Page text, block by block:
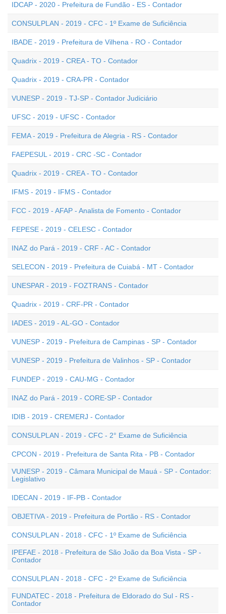
IDCAP - 2020 - Prefeitura de Fundão - ES - Contador
CONSULPLAN - 2019 - CFC - 1º Exame de Suficiência
IBADE - 2019 - Prefeitura de Vilhena - RO - Contador
Quadrix - 2019 - CREA - TO - Contador
Quadrix - 2019 - CRA-PR - Contador
VUNESP - 2019 - TJ-SP - Contador Judiciário
UFSC - 2019 - UFSC - Contador
FEMA - 2019 - Prefeitura de Alegria - RS - Contador
FAEPESUL - 2019 - CRC -SC - Contador
Quadrix - 2019 - CREA - TO - Contador
IFMS - 2019 - IFMS - Contador
FCC - 2019 - AFAP - Analista de Fomento - Contador
FEPESE - 2019 - CELESC - Contador
INAZ do Pará - 2019 - CRF - AC - Contador
SELECON - 2019 - Prefeitura de Cuiabá - MT - Contador
UNESPAR - 2019 - FOZTRANS - Contador
Quadrix - 2019 - CRF-PR - Contador
IADES - 2019 - AL-GO - Contador
VUNESP - 2019 - Prefeitura de Campinas - SP - Contador
VUNESP - 2019 - Prefeitura de Valinhos - SP - Contador
FUNDEP - 2019 - CAU-MG - Contador
INAZ do Pará - 2019 - CORE-SP - Contador
IDIB - 2019 - CREMERJ - Contador
CONSULPLAN - 2019 - CFC - 2° Exame de Suficiência
CPCON - 2019 - Prefeitura de Santa Rita - PB - Contador
VUNESP - 2019 - Câmara Municipal de Mauá - SP - Contador:
Legislativo
IDECAN - 2019 - IF-PB - Contador
OBJETIVA - 2019 - Prefeitura de Portão - RS - Contador
CONSULPLAN - 2018 - CFC - 1º Exame de Suficiência
IPEFAE - 2018 - Prefeitura de São João da Boa Vista - SP -
Contador
CONSULPLAN - 2018 - CFC - 2º Exame de Suficiência
FUNDATEC - 2018 - Prefeitura de Eldorado do Sul - RS -
Contador